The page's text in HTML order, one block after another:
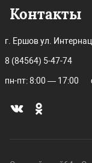
Контакты
г. Ершов ул.
8 (84564) 5-47-74
пн-пт: 8:00 — 17:00